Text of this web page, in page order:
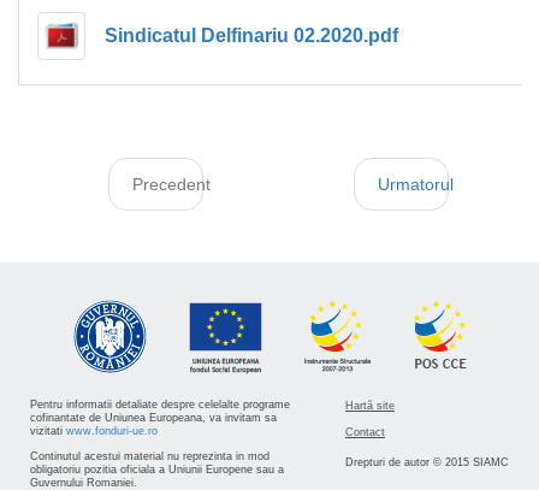
Sindicatul Delfinariu 02.2020.pdf
Precedent Urmatorul
Pentru informatii detaliate despre celelalte programe
cofinantate de Uniunea Europeana, va invitam sa
vizitati www.fonduri-ue.ro
Continutul acestui material nu reprezinta in mod
obligatoriu pozitia oficiala a Uniunii Europene sau a
Guvernului Romaniei.
Hartă site
Contact
Drepturi de autor © 2015 SIAMC